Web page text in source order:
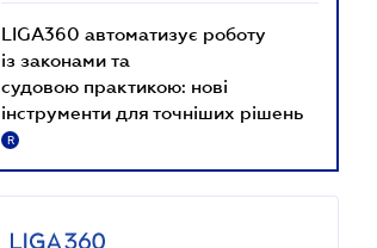
LIGA360 автоматизує роботу
із законами та
судовою практикою: нові
інструменти для точніших рішень
R